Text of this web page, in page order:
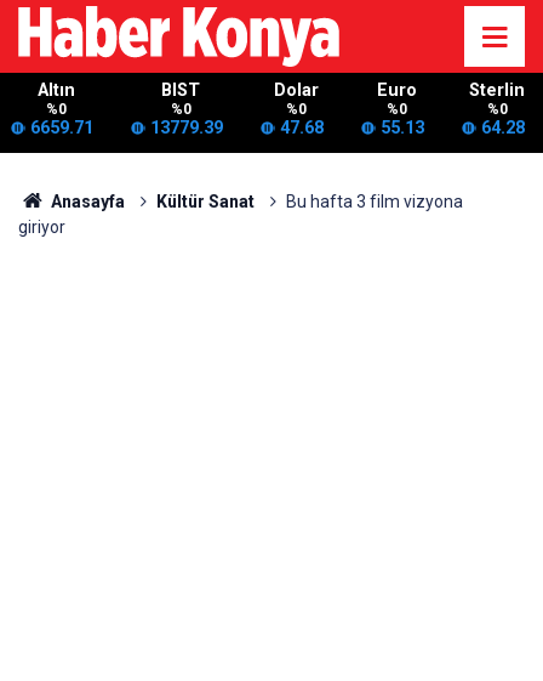
Altın
%0
6659.71
BIST
%0
13779.39
Dolar
%0
47.68
Euro
%0
55.13
Sterlin
%0
64.28
Anasayfa Kültür Sanat
Bu hafta 3 film vizyona
giriyor